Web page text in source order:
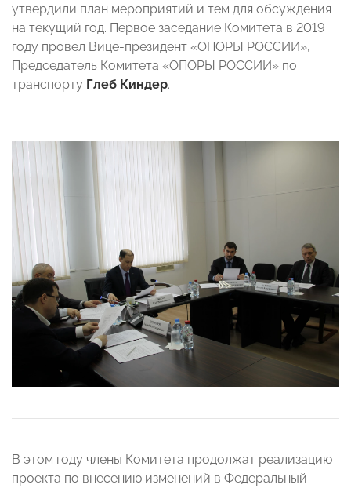
утвердили план мероприятий и тем для обсуждения
на текущий год. Первое заседание Комитета в 2019
году провел Вице-президент «ОПОРЫ РОССИИ»,
Председатель Комитета «ОПОРЫ РОССИИ» по
транспорту Глеб Киндер.
В этом году члены Комитета продолжат реализацию
проекта по внесению изменений в Федеральный